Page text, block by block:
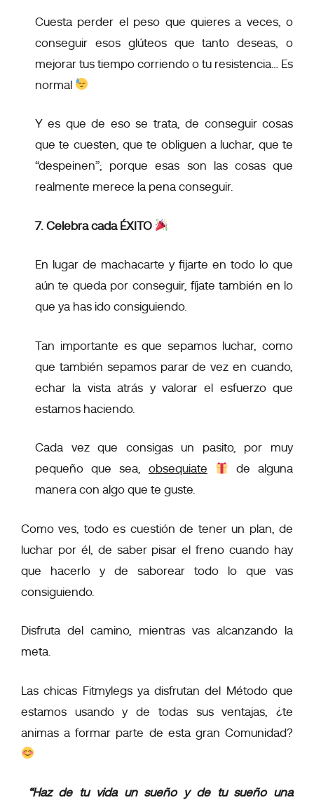
Cuesta perder el peso que quieres a veces, o
conseguir esos glúteos que tanto deseas, o
mejorar tus tiempo corriendo o tu resistencia… Es
normal
Y es que de eso se trata, de conseguir cosas
que te cuesten, que te obliguen a luchar, que te
“despeinen”; porque esas son las cosas que
realmente merece la pena conseguir.
7. Celebra cada ÉXITO
En lugar de machacarte y fijarte en todo lo que
aún te queda por conseguir, fíjate también en lo
que ya has ido consiguiendo.
Tan importante es que sepamos luchar, como
que también sepamos parar de vez en cuando,
echar la vista atrás y valorar el esfuerzo que
estamos haciendo.
Cada vez que consigas un pasito, por muy
pequeño que sea, obsequiate
de alguna
manera con algo que te guste.
Como ves, todo es cuestión de tener un plan, de
luchar por él, de saber pisar el freno cuando hay
que hacerlo y de saborear todo lo que vas
consiguiendo.
Disfruta del camino, mientras vas alcanzando la
meta.
Las chicas Fitmylegs ya disfrutan del Método que
estamos usando y de todas sus ventajas, ¿te
animas a formar parte de esta gran Comunidad?
“Haz de tu vida un sueño y de tu sueño una